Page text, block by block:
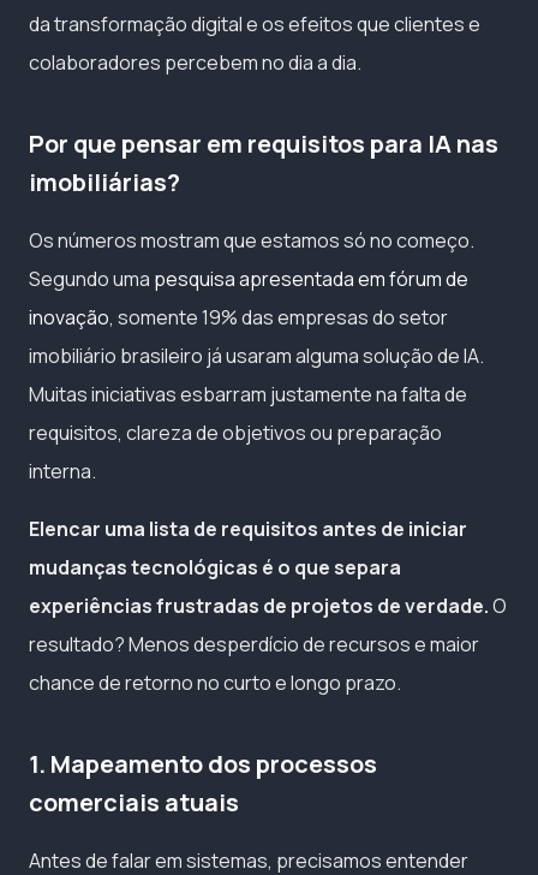
da transformação digital e os efeitos que clientes e
colaboradores percebem no dia a dia.
Por que pensar em requisitos para IA nas
imobiliárias?
Os números mostram que estamos só no começo.
Segundo uma pesquisa apresentada em fórum de
inovação, somente 19% das empresas do setor
imobiliário brasileiro já usaram alguma solução de IA.
Muitas iniciativas esbarram justamente na falta de
requisitos, clareza de objetivos ou preparação
interna.
Elencar uma lista de requisitos antes de iniciar
mudanças tecnológicas é o que separa
experiências frustradas de projetos de verdade.O
resultado? Menos desperdício de recursos e maior
chance de retorno no curto e longo prazo.
1. Mapeamento dos processos
comerciais atuais
Antes de falar em sistemas, precisamos entender